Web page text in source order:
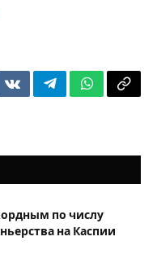
VKontakteTelegramWhatsApp
Copy
по числу
на Каспии